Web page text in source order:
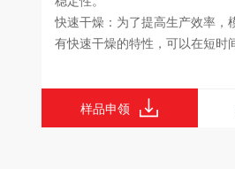
高生产效率，模具专用胶水通常具
，可以在短时间内完成粘接过程。
查看详情